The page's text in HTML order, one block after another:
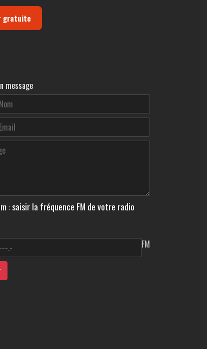
gratuite
message
: saisir la fréquence FM de votre radio
FM